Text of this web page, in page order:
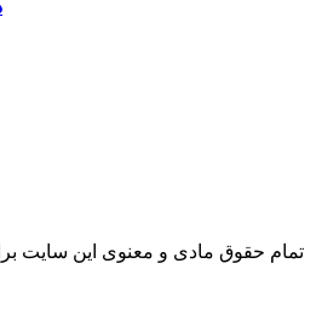
تمام حقوق مادی و معنوی این سایت